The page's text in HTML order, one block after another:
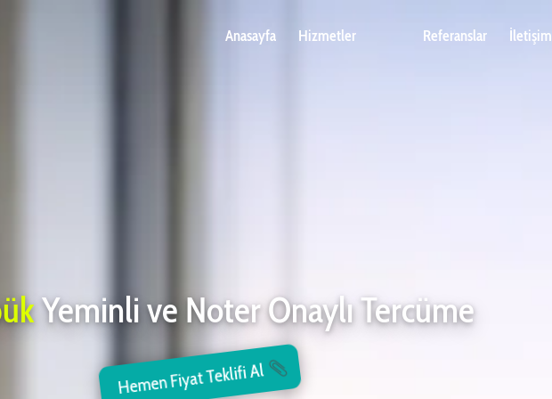
Anasayfa Hizmetler Referanslar İletişim
Yeminli ve Noter Onaylı Tercüme
Hemen Fiyat Teklifi Al